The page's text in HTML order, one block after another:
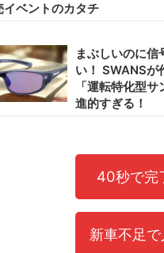
イベントのカタチ
まぶしいのに信
い！ SWANSが
「運転特化型
進的すぎる！
40秒で完
新車不足